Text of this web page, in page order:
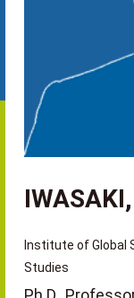
Institute of Global
Studies